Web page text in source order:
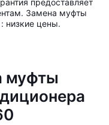
предоставляет
Замена муфты
низкие цены.
муфты